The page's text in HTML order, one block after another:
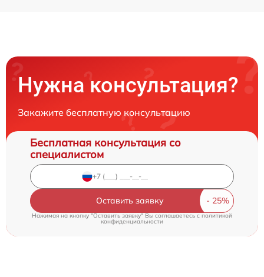
Нужна консультация?
Закажите бесплатную консультацию
Бесплатная консультация со
специалистом
Оставить заявку
Нажимая на кнопку "Оставить заявку" Вы соглашаетесь cполитикой
конфиденциальности